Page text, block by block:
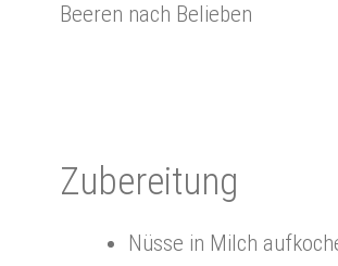
Beeren nach Belieben
Zu­be­rei­tung
Nüsse in Milch